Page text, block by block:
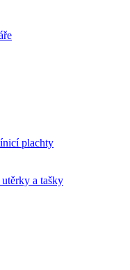
plachty
a tašky